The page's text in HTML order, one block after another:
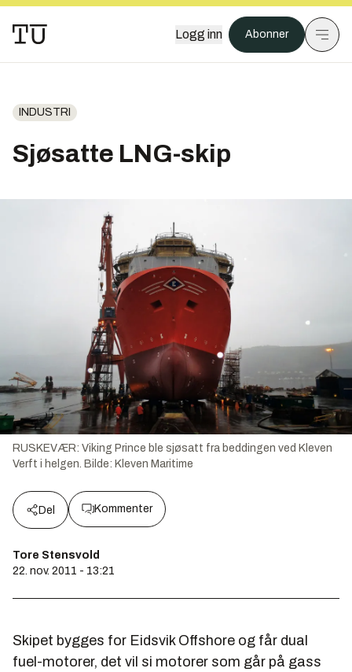
Logg inn Abonner
INDUSTRI
Sjøsatte LNG-skip
RUSKEVÆR: Viking Prince ble sjøsatt fra beddingen ved Kleven
Verft i helgen. Bilde: Kleven Maritime
Del Kommenter
Tore Stensvold
22. nov. 2011 - 13:21
Skipet bygges for Eidsvik Offshore og får dual
fuel-motorer, det vil si motorer som går på gass